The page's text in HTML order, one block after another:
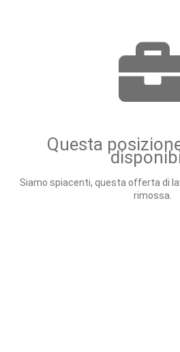
Questa
Siamo spiacenti, questa offerta di
rimossa.